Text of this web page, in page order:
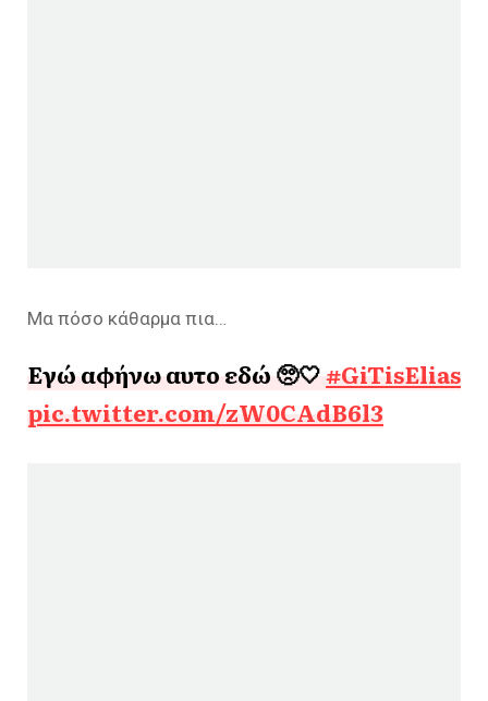
Μα πόσο κάθαρμα πια…
Εγώ αφήνω αυτο εδώ 🥺🤍#GiTisElias
pic.twitter.com/zW0CAdB6l3